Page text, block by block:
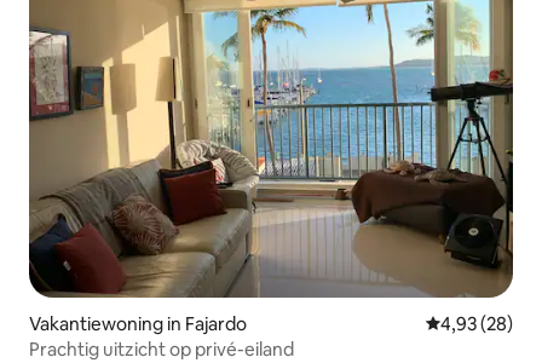
Vakantiewoning in Fajardo Gemiddelde
4,93 (28)
Prachtig uitzicht op privé-eiland